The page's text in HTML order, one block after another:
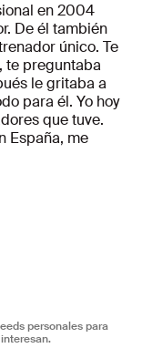
en 2004
De él también
único. Te
te preguntaba
le gritaba a
para él. Yo hoy
que tuve.
España, me
personales para